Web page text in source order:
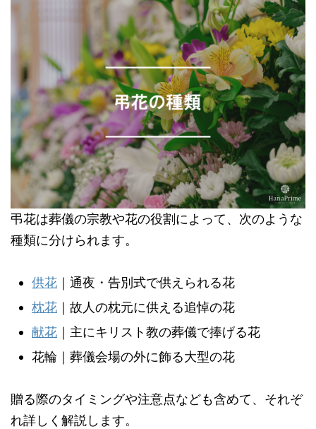
弔花は葬儀の宗教や花の役割によって、次のような
種類に分けられます。
供花 ｜通夜・告別式で供えられる花
枕花 ｜故人の枕元に供える追悼の花
献花 ｜主にキリスト教の葬儀で捧げる花
花輪｜葬儀会場の外に飾る大型の花
贈る際のタイミングや注意点なども含めて、それぞ
れ詳しく解説します。